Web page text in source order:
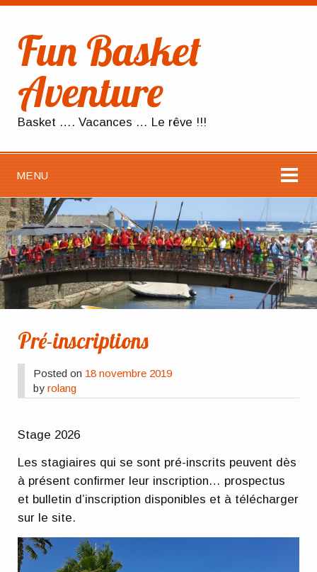
Fun Basket
Aventure
Basket …. Vacances … Le rêve !!!
MENU
Pré-inscriptions
Posted on 18 novembre 2019
byrolang
Stage 2026
Les stagiaires qui se sont pré-inscrits peuvent dès
à présent confirmer leur inscription… prospectus
et bulletin d’inscription disponibles et à télécharger
sur le site.